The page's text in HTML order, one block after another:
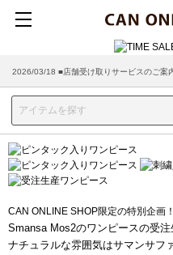
2026/03/18 ■店舗受け取りサービスのご案
CAN ONLINE SHOP限定の特別企画！
Smansa Mos2のワンピースの受注
ナチュラルな雰囲気はサマンサフ